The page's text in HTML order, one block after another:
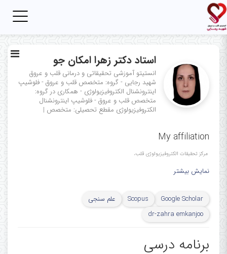
استاد دکتر زهرا امکان جو
انستیتو آموزشی تحقیقاتی و درمانی قلب و عروق
شهید رجایی - گروه: متخصص قلب و عروق - فلوشیپ
اینترونشنال الکتروفیزیولوژی - همکاری در گروه:
متخصص قلب و عروق - فلوشیپ اینترونشنال
الکتروفیزیولوژی مقطع تحصیلی: متخصص |
My affiliation
ﻣﺮﻛﺰ ﺗﺤﻘﯿﻘﺎت اﻟﻜﺘﺮوﻓﯿﺰﯾﻮﻟﻮژی ﻗﻠﺐ،
مرکز آموزشی، تحقیقاتی و درمانی قلب و عروق شهید رجایی،
Cardiac Electrophysiology
Rajaie Cardiovascular Medical
نمایش بیشتر
Google Scholar
Scopus
علم سنجی
dr-zahra emkanjoo
برنامه درسی